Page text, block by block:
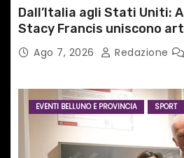
Dall’Italia agli Stati Uniti:
Stacy Francis uniscono
tecnologia in un nuovo
internazionale”
Ago 7, 2026 Redazione
EVENTI BELLUNO E PROVINCIA SPORT